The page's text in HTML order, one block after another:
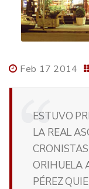
Feb 17 2014
ESTUVO
LA REAL
ORIHUELA
PÉREZ